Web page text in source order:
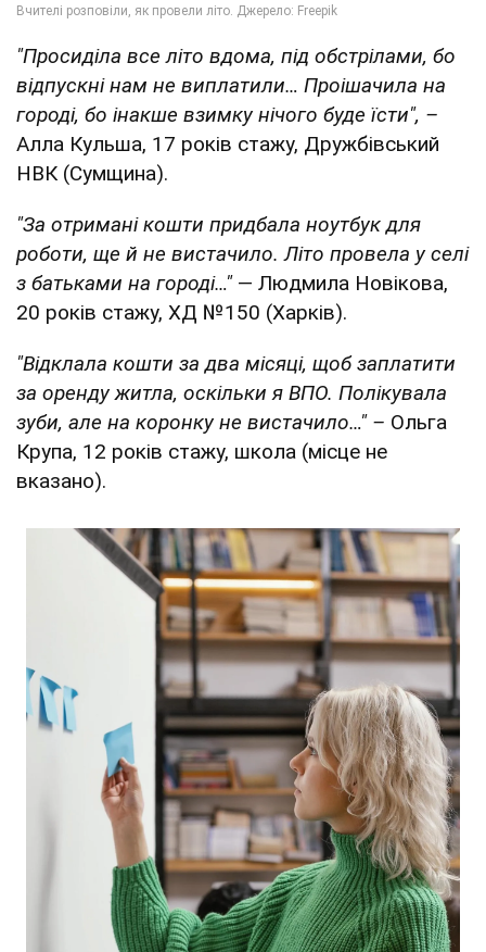
"Просиділа все літо вдома, під обстрілами, бо
відпускні нам не виплатили… Проішачила на
городі, бо інакше взимку нічого буде їсти", –
Алла Кульша, 17 років стажу, Дружбівський
НВК (Сумщина).
"За отримані кошти придбала ноутбук для
роботи, ще й не вистачило. Літо провела у селі
з батьками на городі…" — Людмила Новікова,
20 років стажу, ХД №150 (Харків).
"Відклала кошти за два місяці, щоб заплатити
за оренду житла, оскільки я ВПО. Полікувала
зуби, але на коронку не вистачило…" – Ольга
Крупа, 12 років стажу, школа (місце не
вказано).